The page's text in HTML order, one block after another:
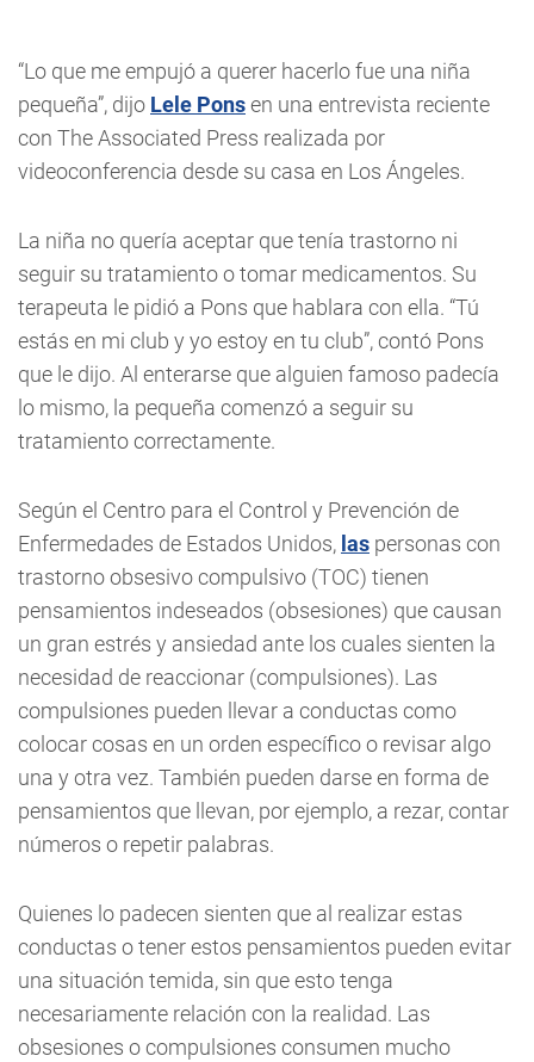
“Lo que me empujó a querer hacerlo fue una niña
pequeña”, dijo Lele Ponsen una entrevista reciente
con The Associated Press realizada por
videoconferencia desde su casa en Los Ángeles.
La niña no quería aceptar que tenía trastorno ni
seguir su tratamiento o tomar medicamentos. Su
terapeuta le pidió a Pons que hablara con ella. “Tú
estás en mi club y yo estoy en tu club”, contó Pons
que le dijo. Al enterarse que alguien famoso padecía
lo mismo, la pequeña comenzó a seguir su
tratamiento correctamente.
Según el Centro para el Control y Prevención de
Enfermedades de Estados Unidos, las personas con
trastorno obsesivo compulsivo (TOC) tienen
pensamientos indeseados (obsesiones) que causan
un gran estrés y ansiedad ante los cuales sienten la
necesidad de reaccionar (compulsiones). Las
compulsiones pueden llevar a conductas como
colocar cosas en un orden específico o revisar algo
una y otra vez. También pueden darse en forma de
pensamientos que llevan, por ejemplo, a rezar, contar
números o repetir palabras.
Quienes lo padecen sienten que al realizar estas
conductas o tener estos pensamientos pueden evitar
una situación temida, sin que esto tenga
necesariamente relación con la realidad. Las
obsesiones o compulsiones consumen mucho